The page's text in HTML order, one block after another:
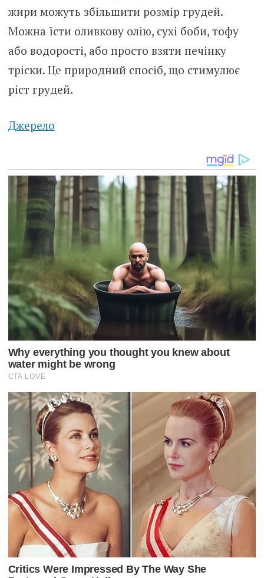
жири можуть збільшити розмір грудей.
Можна їсти оливкову олію, сухі боби, тофу
або водорості, або просто взяти печінку
тріски. Це природний спосіб, що стимулює
ріст грудей.
Джерело